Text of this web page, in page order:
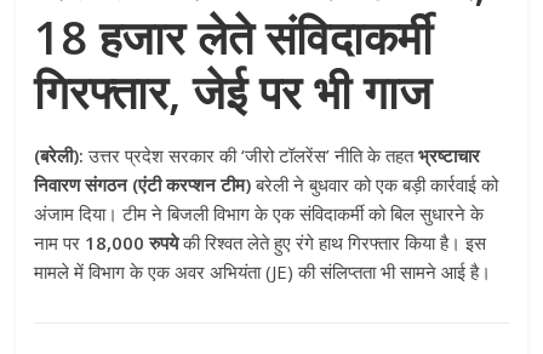
18 हजार लेते संविदाकर्मी
गिरफ्तार, जेई पर भी गाज
(बरेली): उत्तर प्रदेश सरकार की ‘जीरो टॉलरेंस’ नीति के तहतभ्रष्टाचार
निवारण संगठन (एंटी करप्शन टीम)बरेली ने बुधवार को एक बड़ी कार्रवाई को
अंजाम दिया। टीम ने बिजली विभाग के एक संविदाकर्मी को बिल सुधारने के
नाम पर 18,000 रुपयेकी रिश्वत लेते हुए रंगे हाथ गिरफ्तार किया है। इस
मामले में विभाग के एक अवर अभियंता (JE) की संलिप्तता भी सामने आई है।